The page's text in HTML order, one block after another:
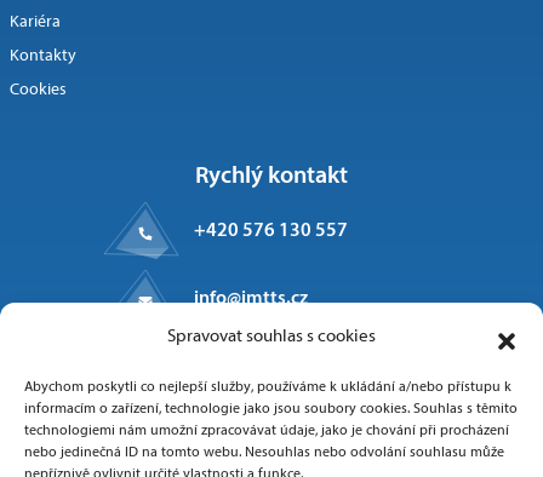
Spravovat souhlas s cookies
Abychom poskytli co nejlepší služby, používáme k ukládání a/nebo přístupu k
informacím o zařízení, technologie jako jsou soubory cookies. Souhlas s těmito
technologiemi nám umožní zpracovávat údaje, jako je chování při procházení
nebo jedinečná ID na tomto webu. Nesouhlas nebo odvolání souhlasu může
nepříznivě ovlivnit určité vlastnosti a funkce.
Kariéra
Kontakty
Cookies
Rychlý kontakt
+420 576 130 557
info@imtts.cz
Valašské Meziříčí, 757 01